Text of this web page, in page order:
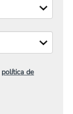
política de